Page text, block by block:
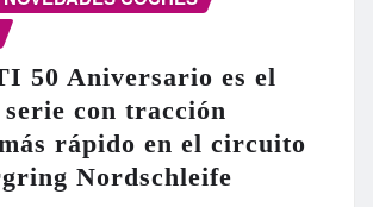
50 Aniversario es el
serie con tracción
rápido en el circuito
Nordschleife